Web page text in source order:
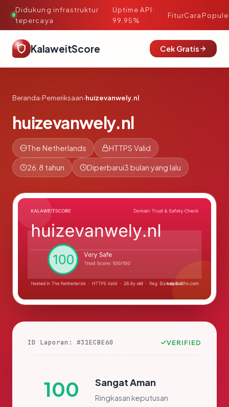
Didukung infrastruktur
tepercaya
·
Uptime API:
99.95%
FiturCara
KalaweitScore Cek Gratis
Beranda›Pemeriksaan›huizevanwely.nl
huizevanwely.nl
The Netherlands HTTPS Valid
26.8 tahun Diperbarui3 bulan yang lalu
ID Laporan: #31ECBE60 VERIFIED
100 Sangat Aman
Ringkasan keputusan